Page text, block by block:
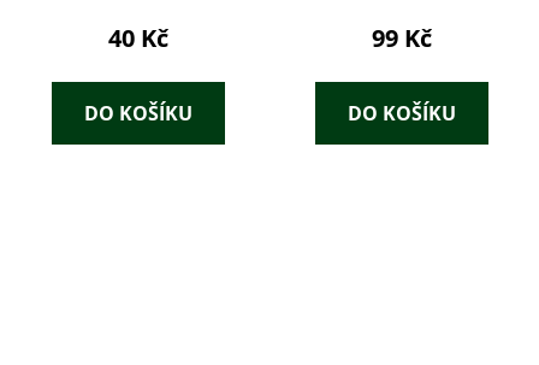
40 Kč
DO KOŠÍKU
99 Kč
DO KOŠÍKU